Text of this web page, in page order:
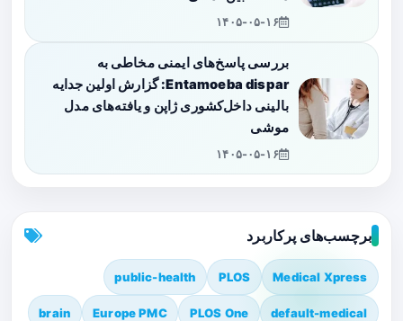
۱۴۰۵-۰۵-۱۶
بررسی پاسخ‌های ایمنی مخاطی به
Entamoeba dispar: گزارش اولین جدایه
بالینی داخل‌کشوری ژاپن و یافته‌های مدل
موشی
۱۴۰۵-۰۵-۱۶
برچسب‌های پرکاربرد
Medical Xpress
PLOS
public-health
default-medical
PLOS One
Europe PMC
brain